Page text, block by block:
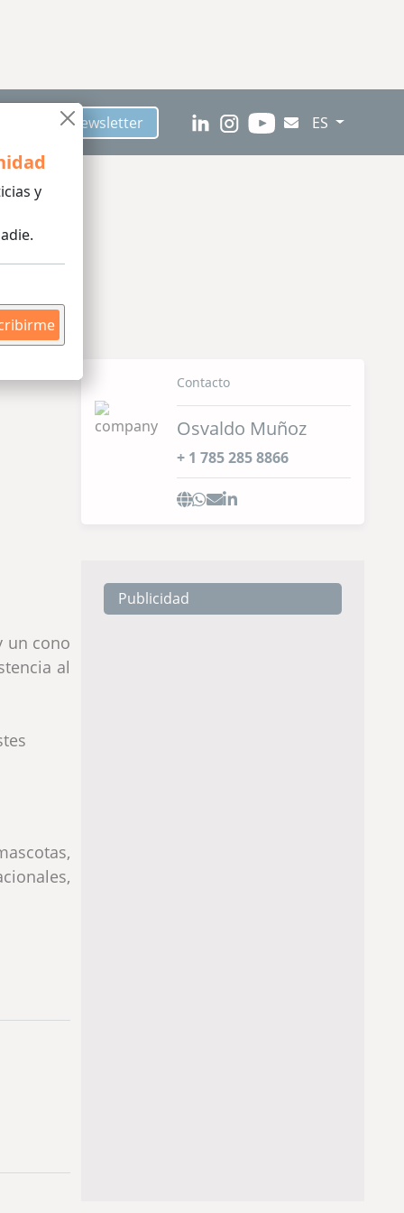
y
al Newsletter ES
un cono
al
Contacto
Osvaldo Muñoz
+ 1 785 285 8866
Publicidad